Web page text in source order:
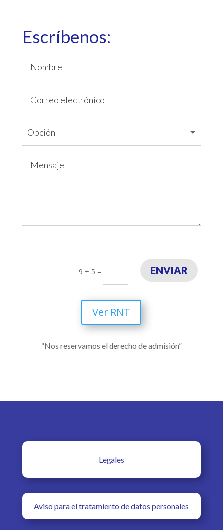
Escríbenos:
9 + 5 = ENVIAR
Ver RNT
“Nos reservamos el derecho de admisión”
Legales
Aviso para el tratamiento de datos personales